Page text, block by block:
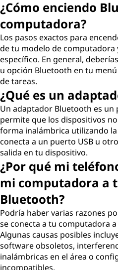
¿Cómo enciendo
computadora?
Los pasos exactos para
de tu modelo de computadora
específico. En general,
u opción Bluetooth en tu
de tareas.
¿Qué es un
Un adaptador Bluetooth es
permite que los dispositivos
forma inalámbrica utilizando
conecta a un puerto USB u
salida en tu dispositivo.
¿Por qué mi
mi computadora a
Bluetooth?
Podría haber varias razones
se conecta a tu computadora
Algunas causas posibles
software obsoletos,
inalámbricas en el área o
incompatibles.